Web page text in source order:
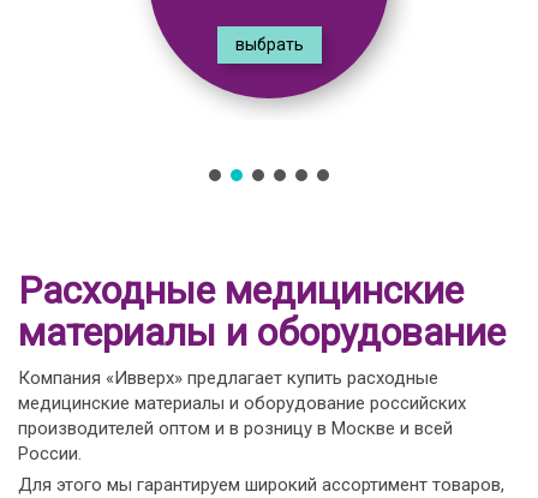
выбрать
Расходные медицинские
материалы и оборудование
Компания «Ивверх» предлагает купить расходные
медицинские материалы и оборудование российских
производителей оптом и в розницу в Москве и всей
России.
Для этого мы гарантируем широкий ассортимент товаров,